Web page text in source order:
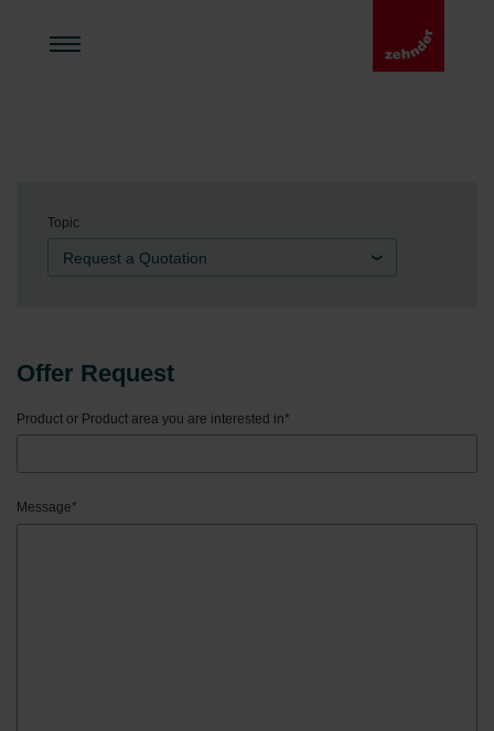
Request a Quotation
Topic
Offer Request
Product or Product area you are interested in*
Message*